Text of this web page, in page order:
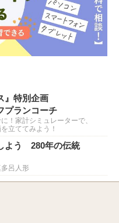
』特別企画
プランコーチ
！家計シミュレーターで、
立ててみよう！
よう 280年の伝統
呂人形